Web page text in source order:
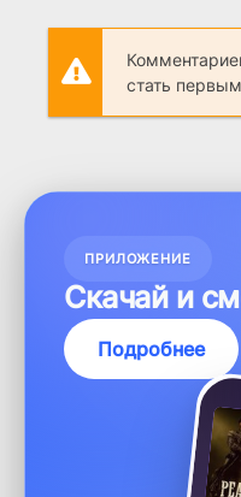
стать
ПРИЛОЖЕНИЕ
Скачай и
Подробнее